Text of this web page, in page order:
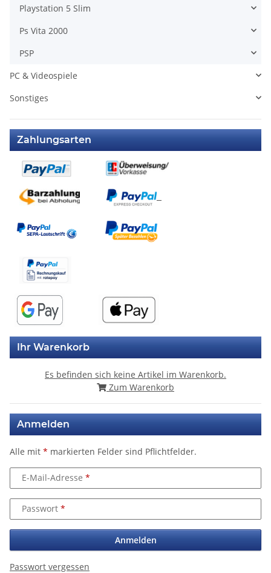
Playstation 5 Slim
Ps Vita 2000
PSP
PC & Videospiele
Sonstiges
Zahlungsarten
Ihr Warenkorb
Es befinden sich keine Artikel im Warenkorb.
Zum Warenkorb
Anmelden
Alle mit * markierten Felder sind Pflichtfelder.
E-Mail-Adresse
Passwort
Anmelden
Passwort vergessen